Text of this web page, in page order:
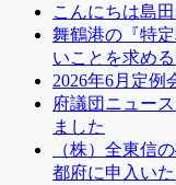
こんにちは島
舞鶴港の『特
いことを求め
2026年6月定例
府議団ニュー
ました
（株）全東信
都府に申入い